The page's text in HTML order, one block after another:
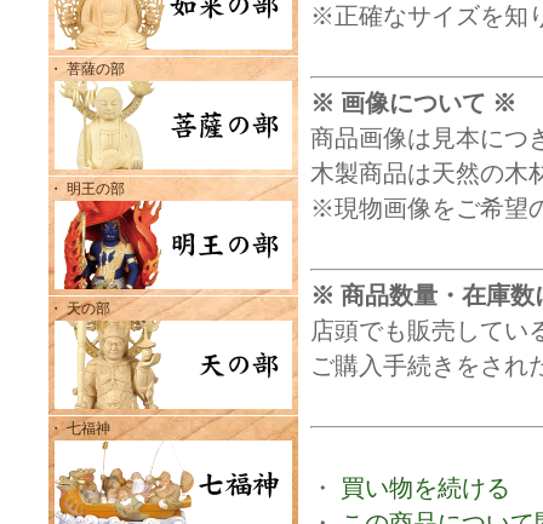
・ 菩薩の部
・ 明王の部
・ 天の部
・ 七福神
※正確なサイズを知
※ 画像について ※
商品画像は見本につ
木製商品は天然の木
※現物画像をご希望
※ 商品数量・在庫
店頭でも販売してい
ご購入手続きをされ
・ 買い物を続ける